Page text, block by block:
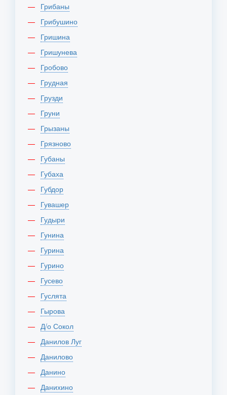
Грибаны
Грибушино
Гришина
Гришунева
Гробово
Грудная
Грузди
Груни
Грызаны
Грязново
Губаны
Губаха
Губдор
Гувашер
Гудыри
Гунина
Гурина
Гурино
Гусево
Гуслята
Гырова
Д/о Сокол
Данилов Луг
Данилово
Данино
Данихино